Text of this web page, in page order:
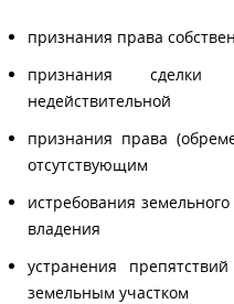
признания права
признания
недействительной
признания права
отсутствующим
истребования
владения
устранения
земельным участком